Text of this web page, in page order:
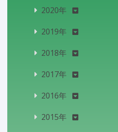
2020年
2019年
2018年
2017年
2016年
2015年